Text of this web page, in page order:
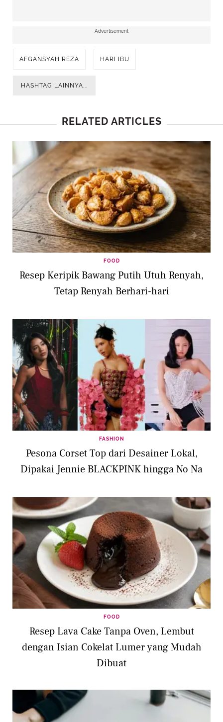
Advertisement
AFGANSYAH REZA HARI IBU
HASHTAG LAINNYA...
RELATED ARTICLES
FOOD
Resep Keripik Bawang Putih Utuh Renyah,
Tetap Renyah Berhari-hari
FASHION
Pesona Corset Top dari Desainer Lokal,
Dipakai Jennie BLACKPINK hingga No Na
FOOD
Resep Lava Cake Tanpa Oven, Lembut
dengan Isian Cokelat Lumer yang Mudah
Dibuat